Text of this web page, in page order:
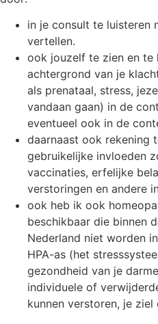
in je consult te luisteren
vertellen.
ook jouzelf te zien en te
achtergrond van je
als prenataal, stress,
vandaan gaan) in de
eventueel ook in de
daarnaast ook rekening
gebruikelijke invloeden
vaccinaties, erfelijke
verstoringen en andere
ook heb ik ook
beschikbaar die binnen
Nederland niet worden
HPA-as (het
gezondheid van je
individuele of
kunnen verstoren, je ziel